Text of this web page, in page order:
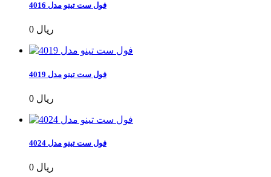
فول ست تینو مدل 4016
0 ریال
فول ست تینو مدل 4019
0 ریال
فول ست تینو مدل 4024
0 ریال